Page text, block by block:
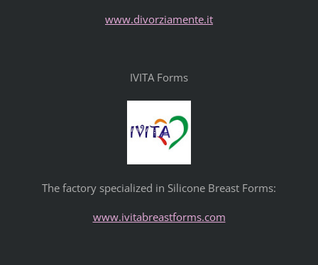
www.divorziamente.it
IVITA Forms
The factory specialized in Silicone Breast Forms:
www.ivitabreastforms.com